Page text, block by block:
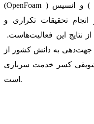
(OpenFoam ) و انسیس ( Ansys ) در قالب بسته‌ و فیلم های
تحقیقات تکراری و
نتایج این فعالیت‌هاست.
جهت‌دهی به دانش کشور از
کسر خدمت سربازی
است.